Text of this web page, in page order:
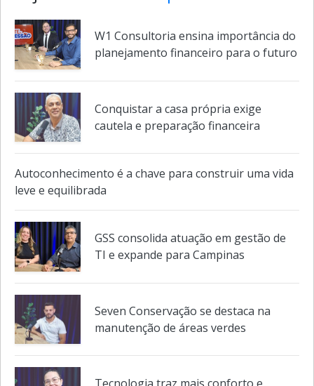
W1 Consultoria ensina importância do
planejamento financeiro para o futuro
Conquistar a casa própria exige
cautela e preparação financeira
Autoconhecimento é a chave para construir uma vida
leve e equilibrada
GSS consolida atuação em gestão de
TI e expande para Campinas
Seven Conservação se destaca na
manutenção de áreas verdes